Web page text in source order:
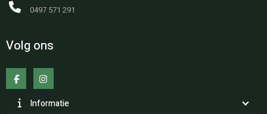
0497 571 291
Volg ons
Informatie